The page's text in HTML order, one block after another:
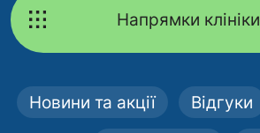
Напрямки клініки
Новини та акції Відгуки